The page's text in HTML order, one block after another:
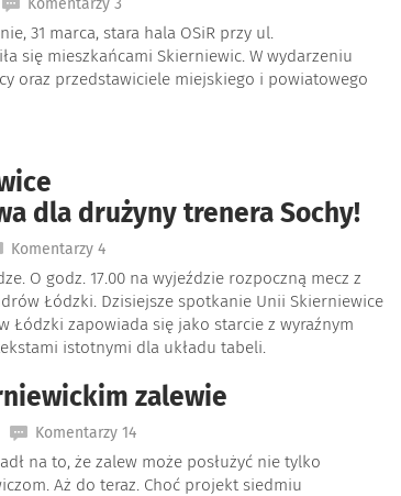
Komentarzy 3
31 marca, stara hala OSiR przy ul.
się mieszkańcami Skierniewic. W wydarzeniu
oraz przedstawiciele miejskiego i powiatowego
dla drużyny trenera Sochy!
Komentarzy 4
O godz. 17.00 na wyjeździe rozpoczną mecz z
Łódzki. Dzisiejsze spotkanie Unii Skierniewice
Łódzki zapowiada się jako starcie z wyraźnym
istotnymi dla układu tabeli.
zalewie
Komentarzy 14
na to, że zalew może posłużyć nie tylko
Aż do teraz. Choć projekt siedmiu